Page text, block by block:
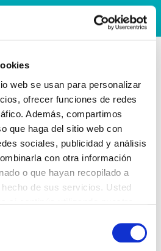
web se usan para personalizar
ofrecer funciones de redes
Además, compartimos
que haga del sitio web con
sociales, publicidad y análisis
con otra información
o que hayan recopilado a
de sus servicios. Usted